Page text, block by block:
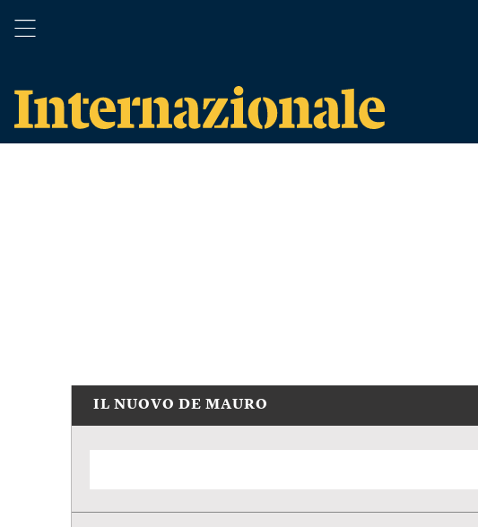
IL NUOVO DE MAURO